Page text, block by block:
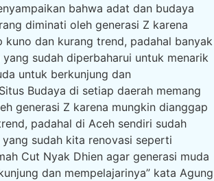
bahwa adat dan budaya
diminati oleh generasi Z karena
kuno dan kurang trend, padahal banyak
sudah diperbaharui untuk menarik
untuk berkunjung dan
Budaya di setiap daerah memang
generasi Z karena mungkin dianggap
padahal di Aceh sendiri sudah
sudah kita renovasi seperti
Cut Nyak Dhien agar generasi muda
dan mempelajarinya” kata Agung